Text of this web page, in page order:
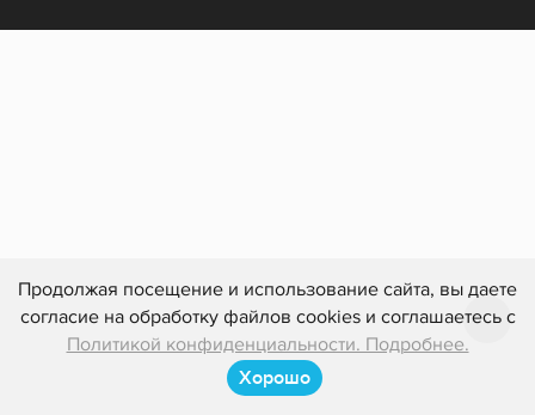
Продолжая посещение и использование сайта, вы даете
согласие на обработку файлов cookies и соглашаетесь с
Политикой конфиденциальности. Подробнее.
Хорошо